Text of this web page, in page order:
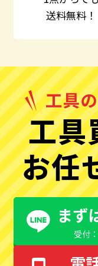
送料無料！
工具
お任
まず
受付